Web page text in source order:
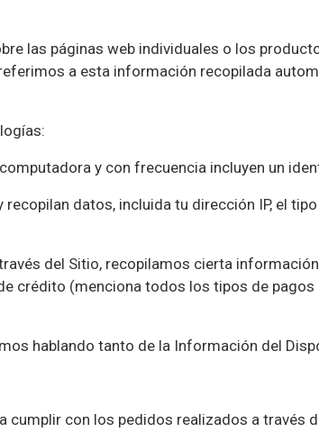
las páginas web individuales o los
a esta información recopilada
y con frecuencia incluyen un
datos, incluida tu dirección IP, el
del Sitio, recopilamos cierta
crédito (menciona todos los tipos de pagos
hablando tanto de la Información del
con los pedidos realizados a